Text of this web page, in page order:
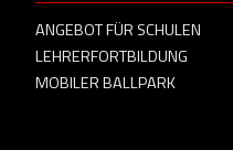
ANGEBOT FÜR SCHULEN
LEHRERFORTBILDUNG
MOBILER BALLPARK